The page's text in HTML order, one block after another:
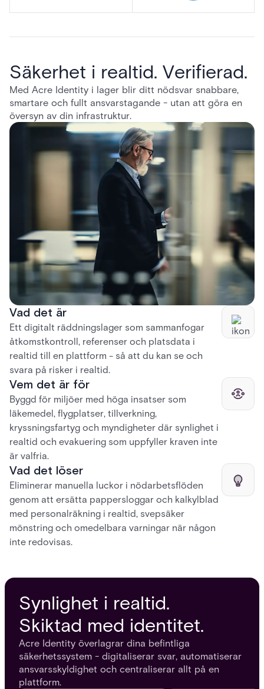
Säkerhet i realtid. Verifierad.
Med Acre Identity i lager blir ditt nödsvar snabbare,
smartare och fullt ansvarstagande - utan att göra en
översyn av din infrastruktur.
Vad det är
Ett digitalt räddningslager som sammanfogar
åtkomstkontroll, referenser och platsdata i
realtid till en plattform - så att du kan se och
svara på risker i realtid.
Vem det är för
Byggd för miljöer med höga insatser som
läkemedel, flygplatser, tillverkning,
kryssningsfartyg och myndigheter där synlighet i
realtid och evakuering som uppfyller kraven inte
är valfria.
Vad det löser
Eliminerar manuella luckor i nödarbetsflöden
genom att ersätta pappersloggar och kalkylblad
med personalräkning i realtid, svepsäker
mönstring och omedelbara varningar när någon
inte redovisas.
Synlighet i realtid.
Skiktad med identitet.
Acre Identity överlagrar dina befintliga
säkerhetssystem - digitaliserar svar, automatiserar
ansvarsskyldighet och centraliserar allt på en
plattform.